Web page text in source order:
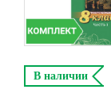
В наличии